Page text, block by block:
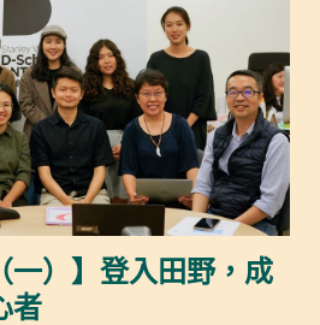
一）】登入田野，成
者